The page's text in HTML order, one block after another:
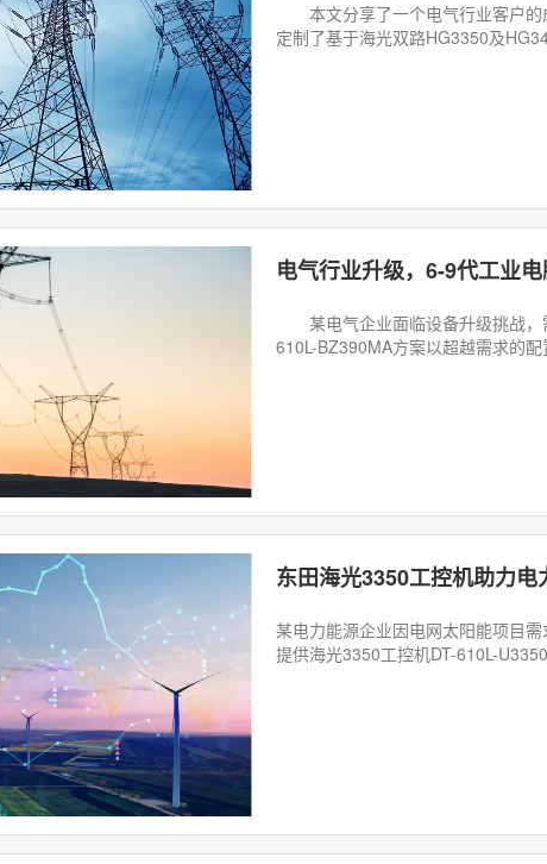
本文分享了一个电气行业客户的
定制了基于海光双路HG3350及
电气行业升级，6-9代工业
某电气企业面临设备升级挑战，
610L-BZ390MA方案以超越需求的
某电力能源企业因电网太阳能项目
提供海光3350工控机DT-610L-